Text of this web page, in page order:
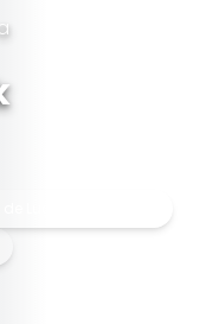
Lugares Históricos